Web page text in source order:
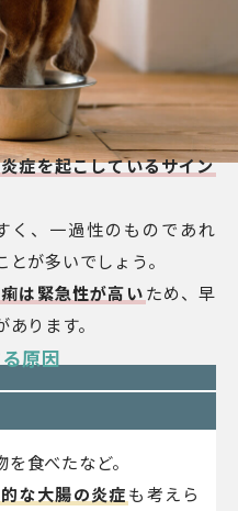
症を起こしているサイン
く、一過性のものであれ
が多いでしょう。
は緊急性が高いため、早
ります。
原因
食べたなど。
な大腸の炎症も考えら